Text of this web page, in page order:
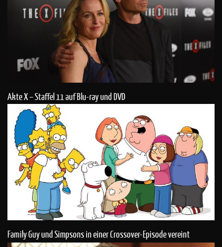
Akte X – Staffel 11 auf Blu-ray und DVD
Family Guy und Simpsons in einer Crossover-Episode vereint